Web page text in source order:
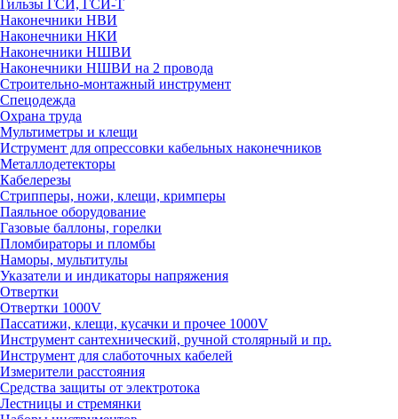
Гильзы ГСИ, ГСИ-Т
Наконечники НВИ
Наконечники НКИ
Наконечники НШВИ
Наконечники НШВИ на 2 провода
Строительно-монтажный инструмент
Спецодежда
Охрана труда
Мультиметры и клещи
Иструмент для опрессовки кабельных наконечников
Металлодетекторы
Кабелерезы
Стрипперы, ножи, клещи, кримперы
Паяльное оборудование
Газовые баллоны, горелки
Пломбираторы и пломбы
Наморы, мультитулы
Указатели и индикаторы напряжения
Отвертки
Отвертки 1000V
Пассатижи, клещи, кусачки и прочее 1000V
Инструмент сантехнический, ручной столярный и пр.
Инструмент для слаботочных кабелей
Измерители расстояния
Средства защиты от электротока
Лестницы и стремянки